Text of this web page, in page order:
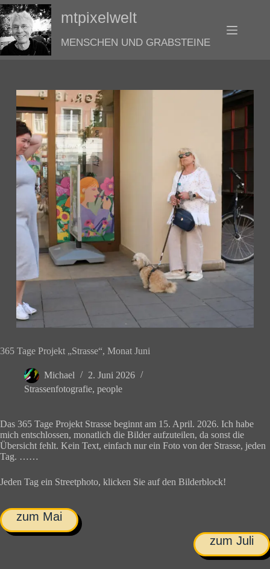
Zum
Inhalt
springen
mtpixelwelt
MENSCHEN UND GRABSTEINE
365 Tage Projekt „Strasse“, Monat Juni
Michael
2. Juni 2026
Strassenfotografie, people
Das 365 Tage Projekt Strasse beginnt am 15. April. 2026. Ich habe
mich entschlossen, monatlich die Bilder aufzuteilen, da sonst die
Übersicht fehlt. Kein Text, einfach nur ein Foto von der Strasse, jeden
Tag. ……
Jeden Tag ein Streetphoto, klicken Sie auf den Bilderblock!
zum Mai
zum Juli